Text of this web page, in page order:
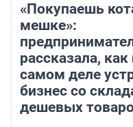
«Покупаешь
мешке»:
рассказала, как
самом деле
бизнес со
дешевых